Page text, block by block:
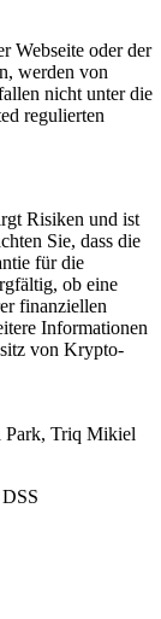
Webseite oder der
werden von
nicht unter die
regulierten
Risiken und ist
Sie, dass die
für die
ob eine
finanziellen
Informationen
von Krypto-
Park, Triq Mikiel